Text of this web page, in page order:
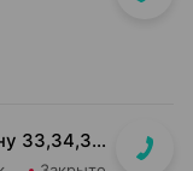
ул. Восточная, д. 131, пом. 8 (по плану 33,34,35)